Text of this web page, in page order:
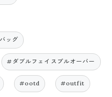
ッグ
#ダブルフェイスプルオーバー
#ootd #outfit